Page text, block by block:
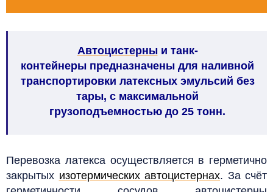
Автоцистерны и танк-
контейнеры предназначены для наливной
транспортировки латексных эмульсий без
тары, с максимальной
грузоподъемностью до 25 тонн.
Перевозка латекса осуществляется в герметично
закрытых изотермических автоцистернах. За счёт